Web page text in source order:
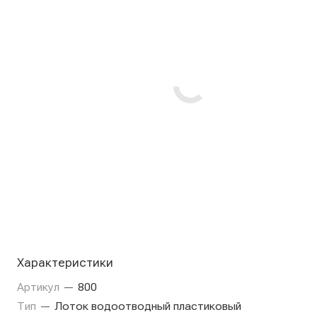
Характеристики
Артикул — 800
Тип — Лоток водоотводный пластиковый